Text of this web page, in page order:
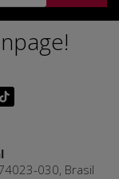
030, Brasil